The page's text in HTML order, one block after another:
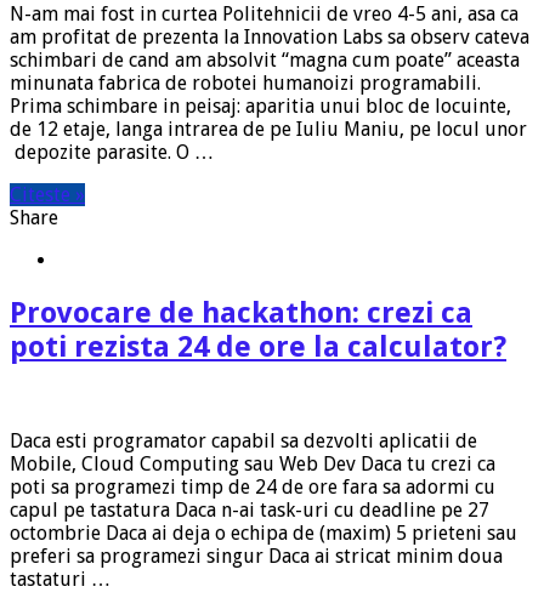
N-am mai fost in curtea Politehnicii de vreo 4-5 ani, asa ca
am profitat de prezenta la Innovation Labs sa observ cateva
schimbari de cand am absolvit “magna cum poate” aceasta
minunata fabrica de robotei humanoizi programabili.
Prima schimbare in peisaj: aparitia unui bloc de locuinte,
de 12 etaje, langa intrarea de pe Iuliu Maniu, pe locul unor
depozite parasite. O …
Citeste »
Share
Provocare de hackathon: crezi ca
poti rezista 24 de ore la calculator?
Daca esti programator capabil sa dezvolti aplicatii de
Mobile, Cloud Computing sau Web Dev Daca tu crezi ca
poti sa programezi timp de 24 de ore fara sa adormi cu
capul pe tastatura Daca n-ai task-uri cu deadline pe 27
octombrie Daca ai deja o echipa de (maxim) 5 prieteni sau
preferi sa programezi singur Daca ai stricat minim doua
tastaturi …